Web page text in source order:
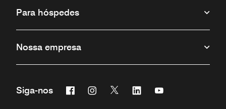
Para hóspedes
Nossa empresa
Siga-nos FacebookInstagram
Twitter Linkedin